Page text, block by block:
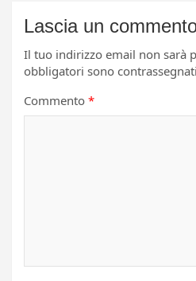
Lascia un
Il tuo indirizzo email non sarà
obbligatori sono contrassegnati
Commento *